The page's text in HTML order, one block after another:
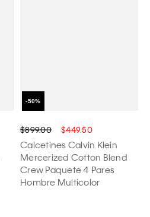
$899.00 $449.50
Calcetines Calvin Klein
Mercerized Cotton Blend
Crew Paquete 4 Pares
Hombre Multicolor